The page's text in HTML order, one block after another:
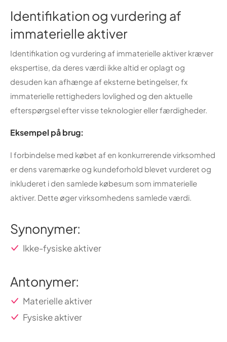
Identifikation og vurdering af
immaterielle aktiver
Identifikation og vurdering af immaterielle aktiver kræver
ekspertise, da deres værdi ikke altid er oplagt og
desuden kan afhænge af eksterne betingelser, fx
immaterielle rettigheders lovlighed og den aktuelle
efterspørgsel efter visse teknologier eller færdigheder.
Eksempel på brug:
I forbindelse med købet af en konkurrerende virksomhed
er dens varemærke og kundeforhold blevet vurderet og
inkluderet i den samlede købesum som immaterielle
aktiver. Dette øger virksomhedens samlede værdi.
Synonymer:
Ikke-fysiske aktiver
Antonymer:
Materielle aktiver
Fysiske aktiver